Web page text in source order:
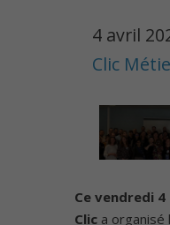
4 avril
Clic
Ce vendredi 4
Clic a organisé